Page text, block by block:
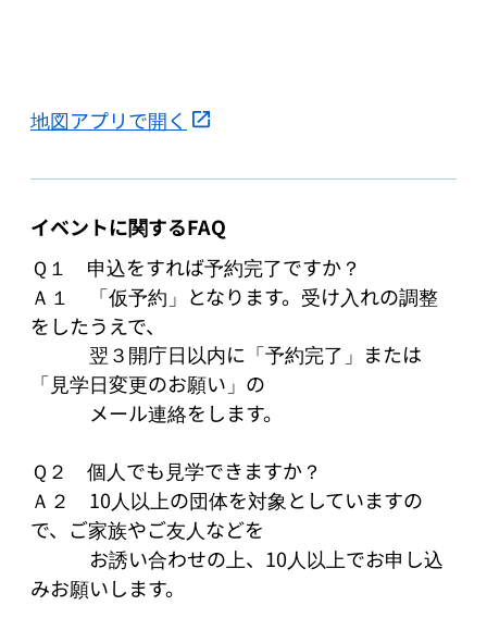
地図アプリで開く
イベントに関するFAQ
Ｑ１　申込をすれば予約完了ですか？
Ａ１　「仮予約」となります。受け入れの調整
をしたうえで、
翌３開庁日以内に「予約完了」または
「見学日変更のお願い」の
メール連絡をします。
Ｑ２　個人でも見学できますか？
Ａ２　10人以上の団体を対象としていますの
で、ご家族やご友人などを
お誘い合わせの上、10人以上でお申し込
みお願いします。